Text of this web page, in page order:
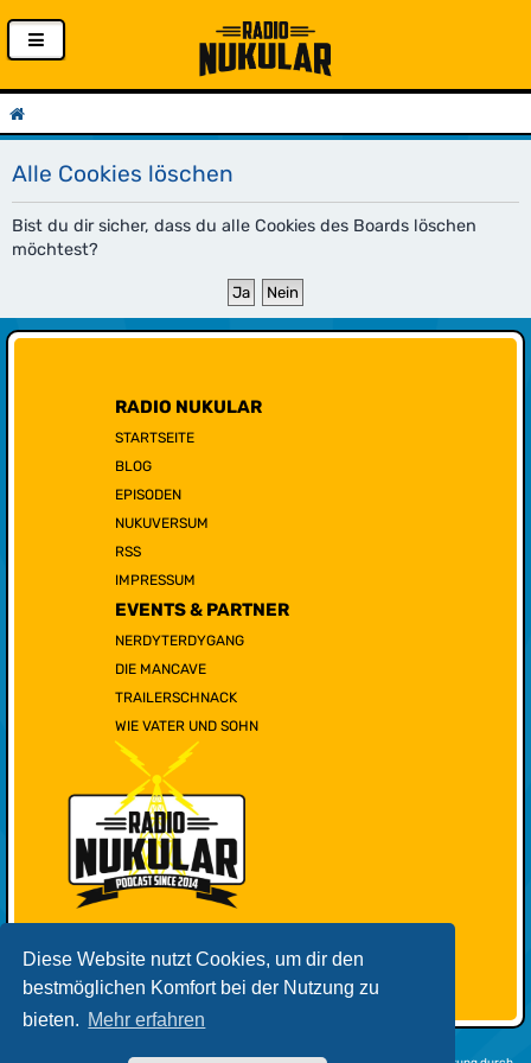
Diese Website nutzt Cookies, um dir den
bestmöglichen Komfort bei der Nutzung zu
bieten. Mehr erfahren
Alle Cookies löschen
Bist du dir sicher, dass du alle Cookies des Boards löschen
möchtest?
RADIO NUKULAR
STARTSEITE
BLOG
EPISODEN
NUKUVERSUM
RSS
IMPRESSUM
EVENTS & PARTNER
NERDYTERDYGANG
DIE MANCAVE
TRAILERSCHNACK
WIE VATER UND SOHN